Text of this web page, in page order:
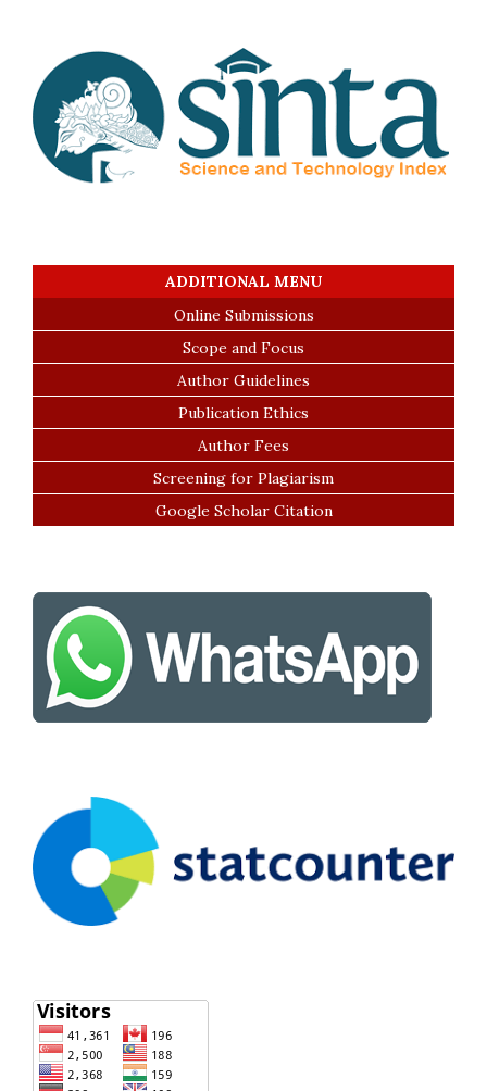
ADDITIONAL MENU
Online Submissions
Scope and Focus
Author Guidelines
Publication Ethics
Author Fees
Screening for Plagiarism
Google Scholar Citation